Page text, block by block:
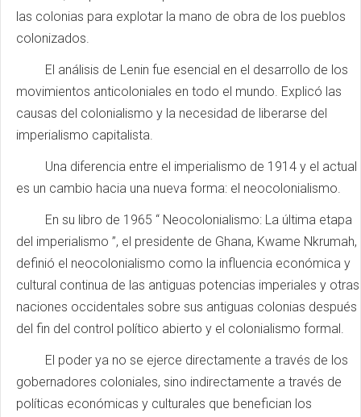
las colonias para explotar la mano de obra de los pueblos
colonizados.
El análisis de Lenin fue esencial en el desarrollo de los
movimientos anticoloniales en todo el mundo. Explicó las
causas del colonialismo y la necesidad de liberarse del
imperialismo capitalista.
Una diferencia entre el imperialismo de 1914 y el actual
es un cambio hacia una nueva forma: el neocolonialismo.
En su libro de 1965 “ Neocolonialismo: La última etapa
del imperialismo ”, el presidente de Ghana, Kwame Nkrumah,
definió el neocolonialismo como la influencia económica y
cultural continua de las antiguas potencias imperiales y otras
naciones occidentales sobre sus antiguas colonias después
del fin del control político abierto y el colonialismo formal.
El poder ya no se ejerce directamente a través de los
gobernadores coloniales, sino indirectamente a través de
políticas económicas y culturales que benefician los